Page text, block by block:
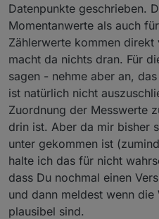
Falls ja, wäre
seltsamen
Datenpunkte geschrieben.
Momentanwerte als auch
Zählerwerte kommen
macht da nichts dran. Für
sagen - nehme aber an,
ist natürlich nicht
Zuordnung der Messwerte
drin ist. Aber da mir bisher
unter gekommen ist
halte ich das für nicht
dass Du nochmal einen
und dann meldest wenn
plausibel sind.